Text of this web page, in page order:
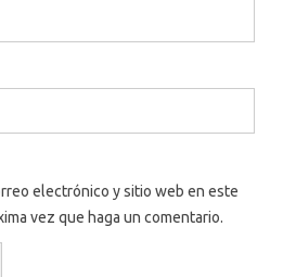
electrónico y sitio web en este
vez que haga un comentario.